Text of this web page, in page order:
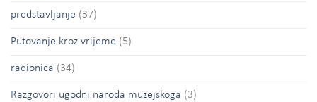
predstavljanje (37)
Putovanje kroz vrijeme (5)
radionica (34)
Razgovori ugodni naroda muzejskoga (3)